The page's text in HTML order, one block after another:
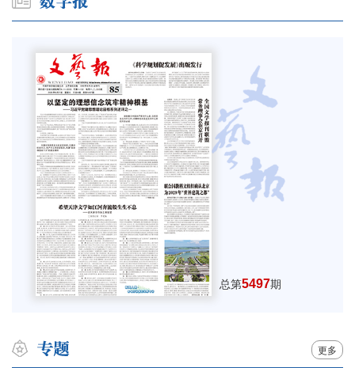
总第5497期
更多